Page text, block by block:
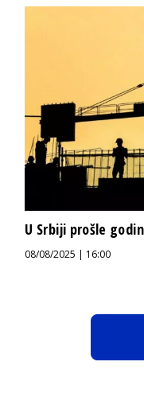
U Srbiji prošle
08/08/2025 | 16:00